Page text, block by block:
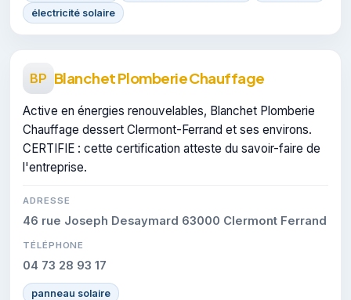
électricité solaire
BP Blanchet Plomberie Chauffage
Active en énergies renouvelables, Blanchet Plomberie
Chauffage dessert Clermont-Ferrand et ses environs.
CERTIFIE : cette certification atteste du savoir-faire de
l'entreprise.
ADRESSE
46 rue Joseph Desaymard 63000 Clermont Ferrand
TÉLÉPHONE
04 73 28 93 17
panneau solaire